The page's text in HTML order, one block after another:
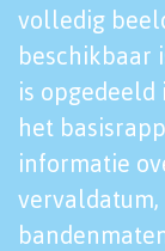
volledig
beschikbaar
is
het
informatie